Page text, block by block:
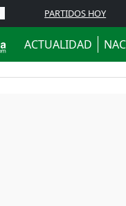
PARTIDOS HOY
ACTUALIDAD